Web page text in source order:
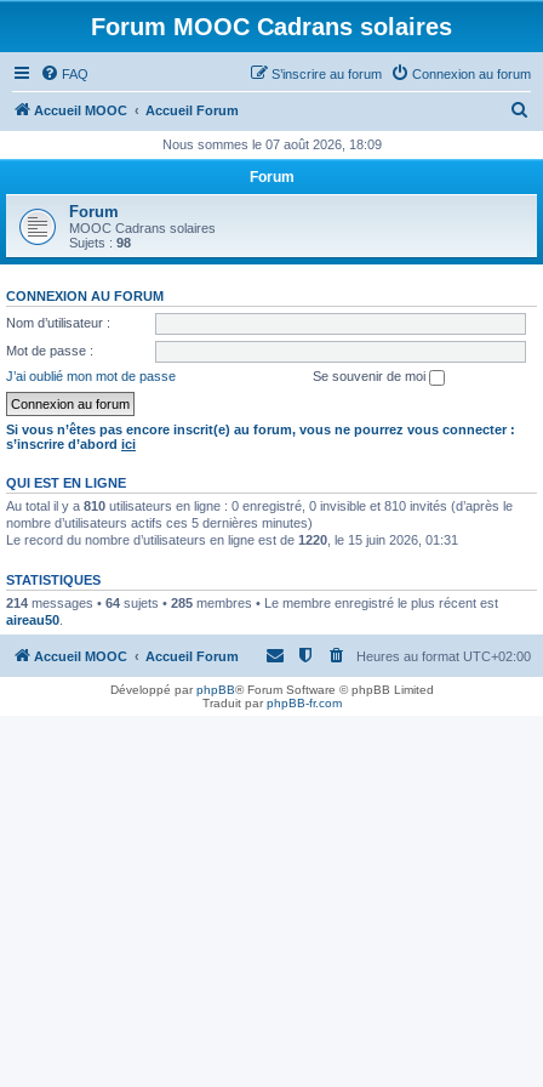
Forum MOOC Cadrans solaires
FAQ Connexion au forum
S’inscrire au forum
Accueil MOOC Accueil Forum
h
r
Nous sommes le 07 août 2026, 18:09
Forum
Forum
MOOC Cadrans solaires
Sujets : 98
CONNEXION AU FORUM
Nom d’utilisateur :
Mot de passe :
J’ai oublié mon mot de passe
Se souvenir de moi
Si vous n’êtes pas encore inscrit(e) au forum, vous ne pourrez vous connecter :
s’inscrire d’abord ici
QUI EST EN LIGNE
Au total il y a 810 utilisateurs en ligne : 0 enregistré, 0 invisible et 810 invités (d’après le
nombre d’utilisateurs actifs ces 5 dernières minutes)
Le record du nombre d’utilisateurs en ligne est de 1220 , le 15 juin 2026, 01:31
STATISTIQUES
214 messages • 64 sujets • 285 membres • Le membre enregistré le plus récent est
aireau50
Accueil MOOC Accueil Forum Heures au format UTC+02:00
Développé parphpBB® Forum Software © phpBB Limited
Traduit parphpBB-fr.com